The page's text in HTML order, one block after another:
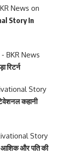
News on
Story In
- BKR News
रिटर्न
Story
कहानी
Story
आशिक और पति की